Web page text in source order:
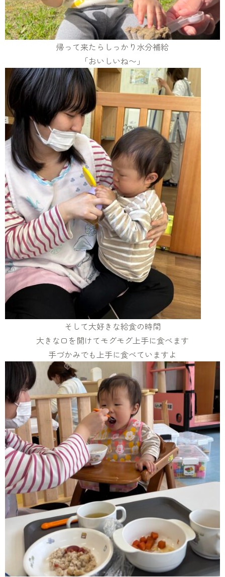
帰って来たらしっかり水分補給
「おいしいね〜」
そして大好きな給食の時間
大きな口を開けてモグモグ上手に食べます
手づかみ️でも上手に食べていますよ️